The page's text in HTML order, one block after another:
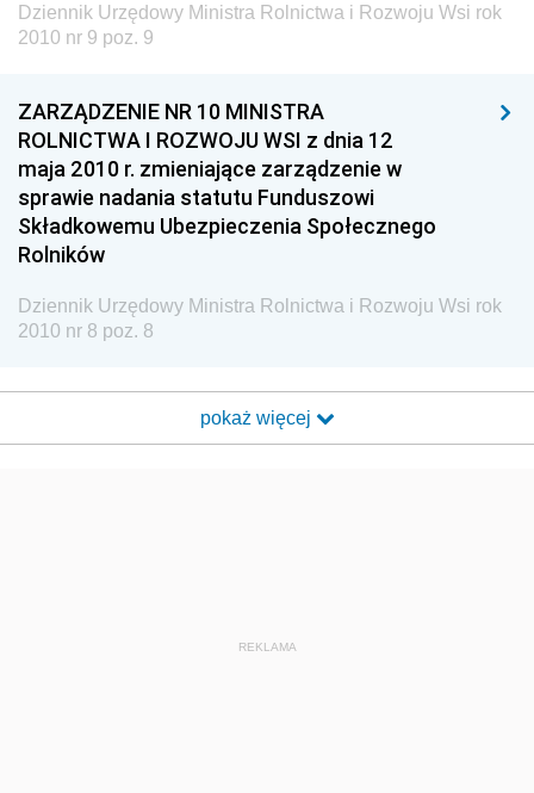
Dziennik Urzędowy Ministra Rolnictwa i Rozwoju Wsi rok
2010 nr 9 poz. 9
ZARZĄDZENIE NR 10 MINISTRA
ROLNICTWA I ROZWOJU WSI z dnia 12
maja 2010 r. zmieniające zarządzenie w
sprawie nadania statutu Funduszowi
Składkowemu Ubezpieczenia Społecznego
Rolników
Dziennik Urzędowy Ministra Rolnictwa i Rozwoju Wsi rok
2010 nr 8 poz. 8
pokaż więcej
REKLAMA